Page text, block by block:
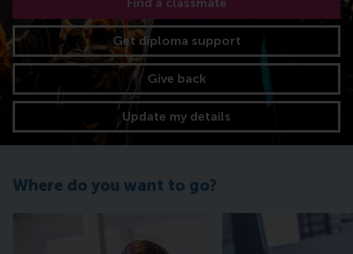
Get diploma support
Give back
Update my details
Where do you want to go?